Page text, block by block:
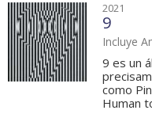
2021
9
Incluye
9 es un
como
Human